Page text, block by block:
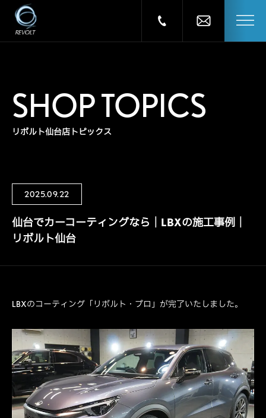
SHOP TOPICS
リボルト仙台店トピックス
2025.09.22
仙台でカーコーティングなら｜LBXの施工事例｜
リボルト仙台
LBXのコーティング「リボルト・プロ」が完了いたしました。